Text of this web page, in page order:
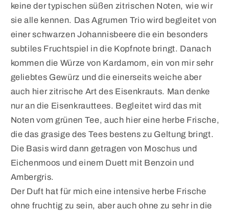
keine der typischen süßen zitrischen Noten, wie wir
sie alle kennen. Das Agrumen Trio wird begleitet von
einer schwarzen Johannisbeere die ein besonders
subtiles Fruchtspiel in die Kopfnote bringt. Danach
kommen die Würze von Kardamom, ein von mir sehr
geliebtes Gewürz und die einerseits weiche aber
auch hier zitrische Art des Eisenkrauts. Man denke
nur an die Eisenkrauttees. Begleitet wird das mit
Noten vom grünen Tee, auch hier eine herbe Frische,
die das grasige des Tees bestens zu Geltung bringt.
Die Basis wird dann getragen von Moschus und
Eichenmoos und einem Duett mit Benzoin und
Ambergris.
Der Duft hat für mich eine intensive herbe Frische
ohne fruchtig zu sein, aber auch ohne zu sehr in die